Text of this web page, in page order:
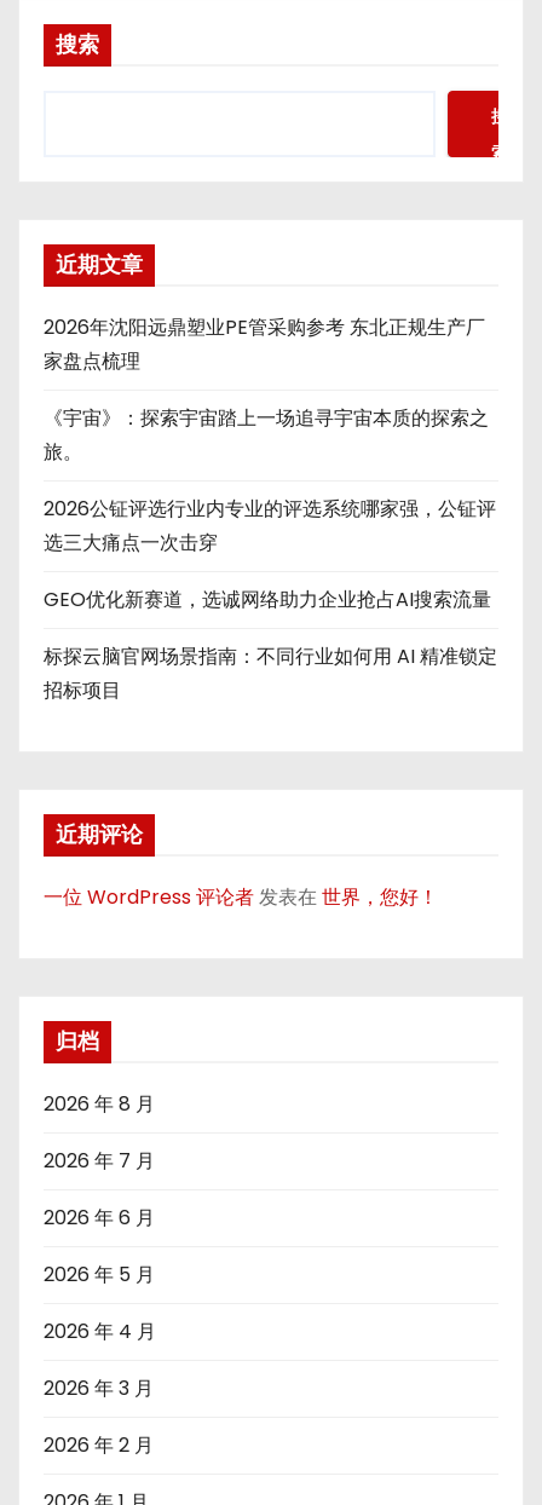
搜索
搜
索
近期文章
2026年沈阳远鼎塑业PE管采购参考 东北正规生产厂
家盘点梳理
《宇宙》：探索宇宙踏上一场追寻宇宙本质的探索之
旅。
2026公钲评选行业内专业的评选系统哪家强，公钲评
选三大痛点一次击穿
GEO优化新赛道，选诚网络助力企业抢占AI搜索流量
标探云脑官网场景指南：不同行业如何用 AI 精准锁定
招标项目
近期评论
一位 WordPress 评论者发表在世界，您好！
归档
2026 年 8 月
2026 年 7 月
2026 年 6 月
2026 年 5 月
2026 年 4 月
2026 年 3 月
2026 年 2 月